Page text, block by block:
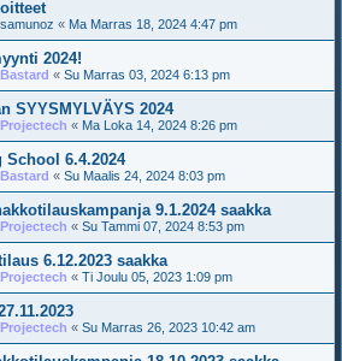
samunoz « Ma Marras 18, 2024 4:47 pm
2024!
Bastard « Su Marras 03, 2024 6:13 pm
SYYSMYLVÄYS 2024
Projectech « Ma Loka 14, 2024 8:26 pm
6.4.2024
Bastard « Su Maalis 24, 2024 8:03 pm
9.1.2024 saakka
Projectech « Su Tammi 07, 2024 8:53 pm
6.12.2023 saakka
Projectech « Ti Joulu 05, 2023 1:09 pm
Projectech « Su Marras 26, 2023 10:42 am